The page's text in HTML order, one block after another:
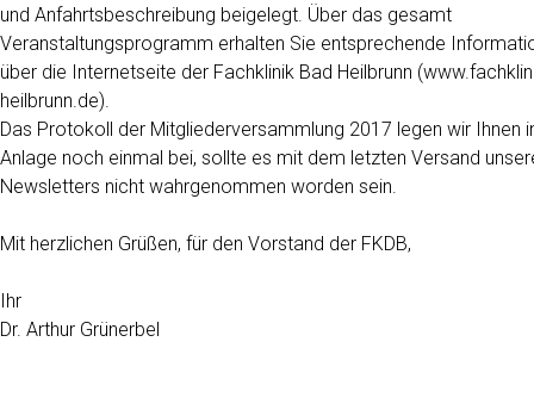
und Anfahrtsbeschreibung beigelegt. Über das gesamt
Veranstaltungsprogramm erhalten Sie entsprechende
über die Internetseite der Fachklinik Bad Heilbrunn
heilbrunn.de).
Das Protokoll der Mitgliederversammlung 2017 legen wir Ihnen
Anlage noch einmal bei, sollte es mit dem letzten Versand
Newsletters nicht wahrgenommen worden sein.
Mit herzlichen Grüßen, für den Vorstand der FKDB,
Ihr
Dr. Arthur Grünerbel